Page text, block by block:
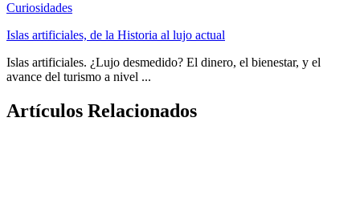
Curiosidades
Islas artificiales, de la Historia al lujo actual
Islas artificiales. ¿Lujo desmedido? El dinero, el bienestar, y el
avance del turismo a nivel ...
Artículos Relacionados